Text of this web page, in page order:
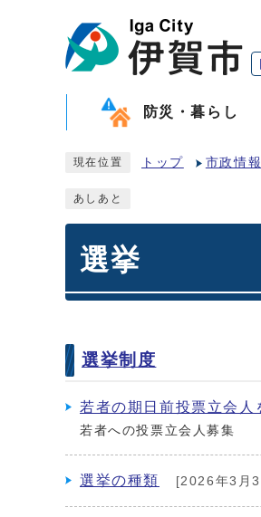
防災・暮らし
現在位置 トップ 市政情報
あしあと
選挙
選挙制度
若者の期日前投票立会人
若者への投票立会人募集
選挙の種類 [2026年3月